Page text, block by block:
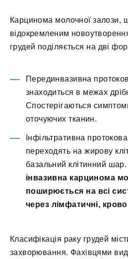
Карцинома молочної залози,
відокремленим
грудей поділяється на дві
Перединвазивна
знаходиться в межах
Спостерігаються
оточуючих тканин.
Інфільтративна
переходять на жирову
базальний клітинний шар.
інвазивна карцинома
поширюється на всі
через лімфатичні,
Класифікація раку грудей
захворювання. Фахівцями